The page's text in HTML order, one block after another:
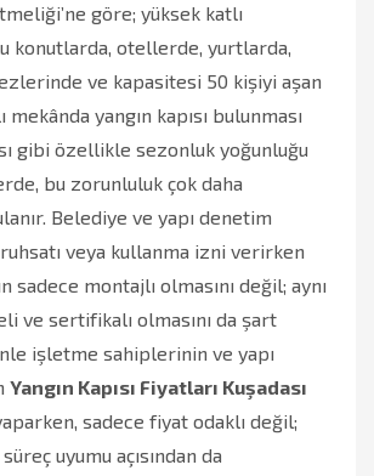
göre; yüksek katlı
konutlarda, otellerde, yurtlarda,
ve kapasitesi 50 kişiyi aşan
yangın kapısı bulunması
gibi özellikle sezonluk yoğunluğu
bu zorunluluk çok daha
Belediye ve yapı denetim
veya kullanma izni verirken
sadece montajlı olmasını değil; aynı
ve sertifikalı olmasını da şart
işletme sahiplerinin ve yapı
Yangın Kapısı Fiyatları Kuşadası
sadece fiyat odaklı değil;
uyumu açısından da